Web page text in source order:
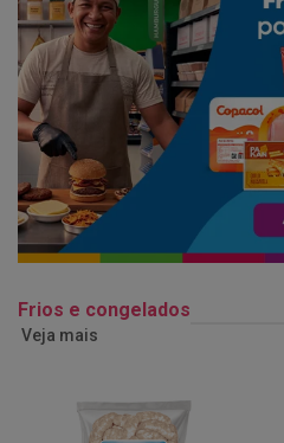
Frios e congelados
Veja mais